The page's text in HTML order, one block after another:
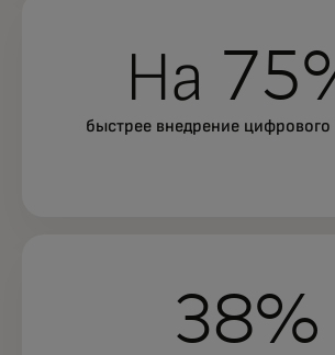
На
быстрее внедрение цифрового
38%